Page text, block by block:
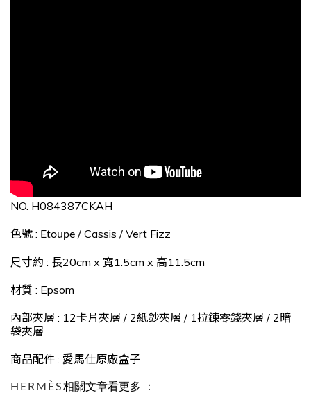
NO. H084387CKAH
色號 : Etoupe / Cassis / Vert Fizz
尺寸約 : 長20cm x 寬1.5cm x 高11.5cm
材質 : Epsom
內部夾層 : 12卡片夾層 / 2紙鈔夾層 / 1拉鍊零錢夾層 / 2暗
袋夾層
商品配件 : 愛馬仕原廠盒子
HERMÈS相關文章看更多 ：